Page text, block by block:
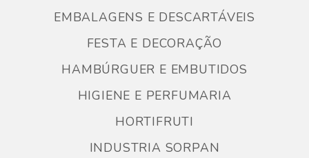
EMBALAGENS E DESCARTÁVEIS
FESTA E DECORAÇÃO
HAMBÚRGUER E EMBUTIDOS
HIGIENE E PERFUMARIA
HORTIFRUTI
INDUSTRIA SORPAN